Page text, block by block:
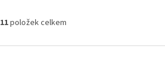
O
l
11položek celkem